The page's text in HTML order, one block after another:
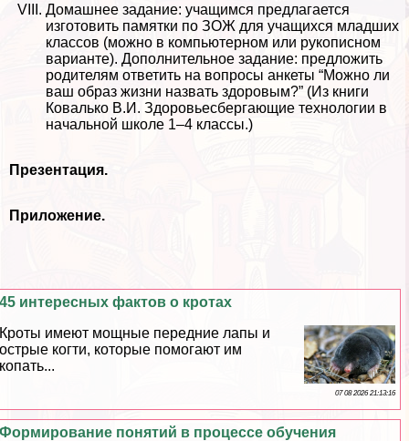
Домашнее задание: учащимся предлагается
изготовить памятки по ЗОЖ для учащихся младших
классов (можно в компьютерном или рукописном
варианте). Дополнительное задание: предложить
родителям ответить на вопросы анкеты “Можно ли
ваш образ жизни назвать здоровым?” (Из книги
Ковалько В.И. Здоровьесбергающие технологии в
начальной школе 1–4 классы.)
Презентация.
Приложение.
45 интересных фактов о кротах
Кроты имеют мощные передние лапы и
острые когти, которые помогают им
копать...
07 08 2026 21:13:16
Формирование понятий в процессе обучения